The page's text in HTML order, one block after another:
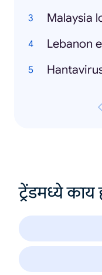
Malaysia
ट्रेंडमध्ये काय